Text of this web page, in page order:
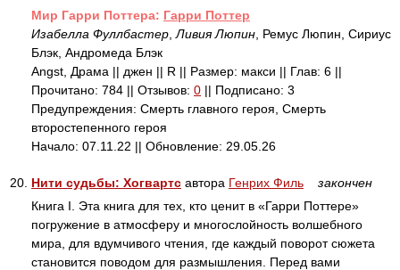
Mир Гарри Поттера: Гарри Поттер
Изабелла Фуллбастер Ливия Люпин , Ремус Люпин, Сириус
Блэк, Андромеда Блэк
Angst, Драма || джен || R || Размер: макси || Глав: 6 ||
Прочитано: 784 || Отзывов: 0 || Подписано: 3
Предупреждения: Смерть главного героя, Смерть
второстепенного героя
Начало: 07.11.22 || Обновление: 29.05.26
20. Нити судьбы: Хогвартс автора Генрих Филь
закончен
Книга I. Эта книга для тех, кто ценит в «Гарри Поттере»
погружение в атмосферу и многослойность волшебного
мира, для вдумчивого чтения, где каждый поворот сюжета
становится поводом для размышления. Перед вами